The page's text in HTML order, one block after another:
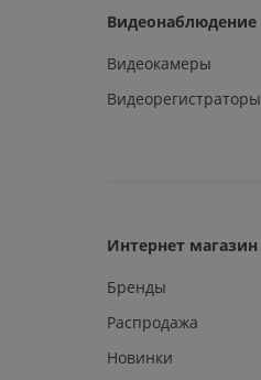
Видеонаблюдение
Видеокамеры
Видеорегистраторы
Интернет магазин
Бренды
Распродажа
Новинки